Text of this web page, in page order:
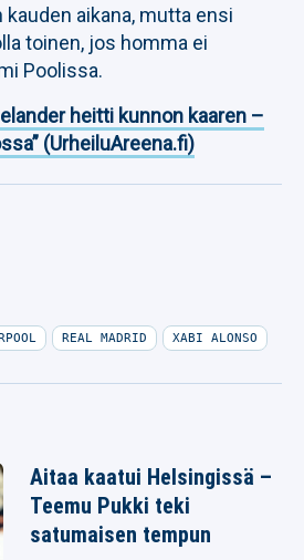
aikana, mutta ensi
toinen, jos homma ei
Poolissa.
heitti kunnon kaaren –
(UrheiluAreena.fi)
REAL MADRID XABI ALONSO
Aitaa kaatui Helsingissä –
Teemu Pukki teki
satumaisen tempun